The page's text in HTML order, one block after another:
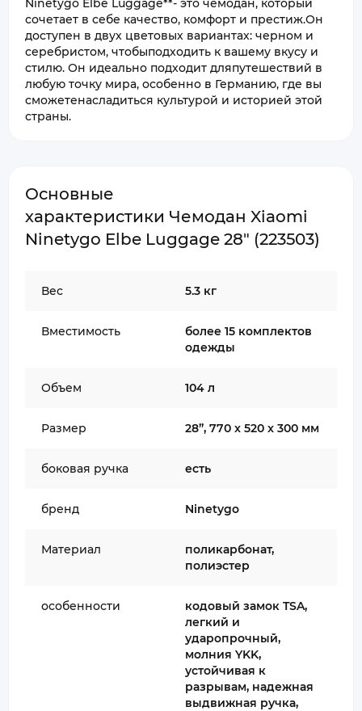
Ninetygo Elbe Luggage**- это чемодан, который
сочетает в себе качество, комфорт и престиж.Он
доступен в двух цветовых вариантах: черном и
серебристом, чтобыподходить к вашему вкусу и
стилю. Он идеально подходит дляпутешествий в
любую точку мира, особенно в Германию, где вы
сможетенасладиться культурой и историей этой
страны.
Основные
характеристики Чемодан Xiaomi
Ninetygo Elbe Luggage 28" (223503)
Вес 5.3 кг
Вместимость
более 15 комплектов
одежды
Объем 104 л
Размер 28”, 770 x 520 x 300 мм
боковая ручка есть
бренд Ninetygo
Материал
поликарбонат,
полиэстер
особенности
кодовый замок TSA,
легкий и
ударопрочный,
молния YKK,
устойчивая к
разрывам, надежная
выдвижная ручка,